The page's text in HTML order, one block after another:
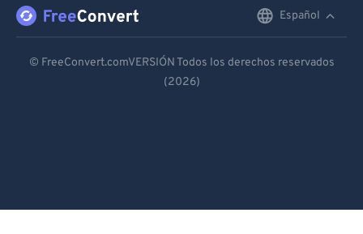
Español
Español
© FreeConvert.comVERSIÓN Todos los derechos reservados
(2026)